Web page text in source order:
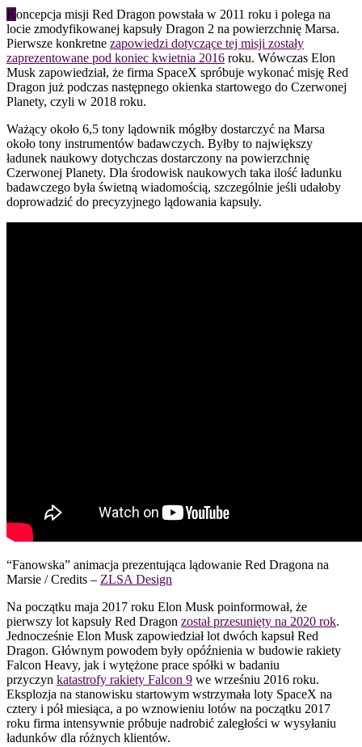
Koncepcja misji Red Dragon powstała w 2011 roku i polega na
locie zmodyfikowanej kapsuły Dragon 2 na powierzchnię Marsa.
Pierwsze konkretne zapowiedzi dotyczące tej misji zostały
zaprezentowane pod koniec kwietnia 2016 roku. Wówczas Elon
Musk zapowiedział, że firma SpaceX spróbuje wykonać misję Red
Dragon już podczas następnego okienka startowego do Czerwonej
Planety, czyli w 2018 roku.
Ważący około 6,5 tony lądownik mógłby dostarczyć na Marsa
około tony instrumentów badawczych. Byłby to największy
ładunek naukowy dotychczas dostarczony na powierzchnię
Czerwonej Planety. Dla środowisk naukowych taka ilość ładunku
badawczego była świetną wiadomością, szczególnie jeśli udałoby
doprowadzić do precyzyjnego lądowania kapsuły.
“Fanowska” animacja prezentująca lądowanie Red Dragona na
Marsie / Credits – ZLSA Design
Na początku maja 2017 roku Elon Musk poinformował, że
pierwszy lot kapsuły Red Dragon został przesunięty na 2020 rok.
Jednocześnie Elon Musk zapowiedział lot dwóch kapsuł Red
Dragon. Głównym powodem były opóźnienia w budowie rakiety
Falcon Heavy, jak i wytężone prace spółki w badaniu
przyczyn katastrofy rakiety Falcon 9 we wrześniu 2016 roku.
Eksplozja na stanowisku startowym wstrzymała loty SpaceX na
cztery i pół miesiąca, a po wznowieniu lotów na początku 2017
roku firma intensywnie próbuje nadrobić zaległości w wysyłaniu
ładunków dla różnych klientów.